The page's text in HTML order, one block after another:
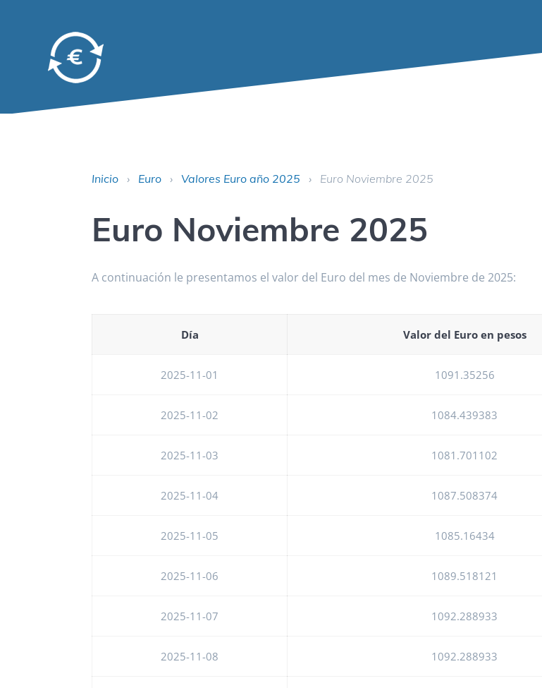
Inicio › Euro ›Valores Euro año 2025 › Euro Noviembre 2025
Euro Noviembre 2025
A continuación le presentamos el valor del Euro del mes de Noviembre de 2025:
Día Valor del Euro en pesos
2025-11-01 1091.35256
2025-11-02 1084.439383
2025-11-03 1081.701102
2025-11-04 1087.508374
2025-11-05 1085.16434
2025-11-06 1089.518121
2025-11-07 1092.288933
2025-11-08 1092.288933